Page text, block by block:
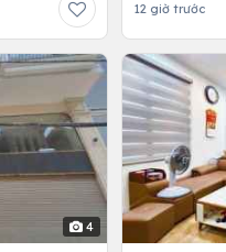
12 giờ trước
4